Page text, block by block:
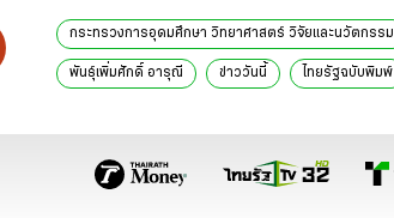
กระทรวงการอุดมศึกษา วิทยาศาสตร์ วิจัยและนวัตกรรม
พันธุ์เพิ่มศักดิ์ อารุณี ข่าววันนี้ ไทยรัฐฉบับพิมพ์